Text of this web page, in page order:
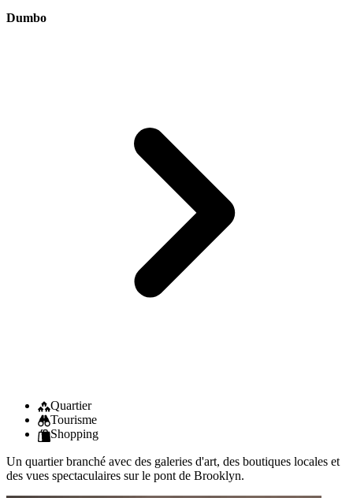
Dumbo
Quartier
Tourisme
Shopping
Un quartier branché avec des galeries d'art, des boutiques locales et
des vues spectaculaires sur le pont de Brooklyn.